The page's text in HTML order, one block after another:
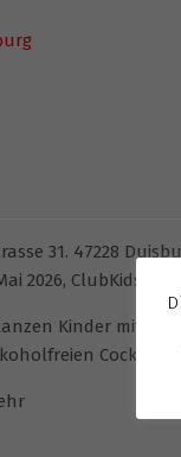
31. 47228
2026, ClubKids
Kinder mit